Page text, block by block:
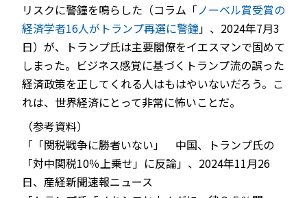
リスクに警鐘を鳴らした（コラム「ノーベル賞受賞の
経済学者16人がトランプ再選に警鐘」、2024年7月3
日）が、トランプ氏は主要閣僚をイエスマンで固めて
しまった。ビジネス感覚に基づくトランプ流の誤った
経済政策を正してくれる人はもはやいないだろう。こ
れは、世界経済にとって非常に怖いことだ。
（参考資料）
「「関税戦争に勝者いない」 中国、トランプ氏の
「対中関税10％上乗せ」に反論」、2024年11月26
日、産経新聞速報ニュース